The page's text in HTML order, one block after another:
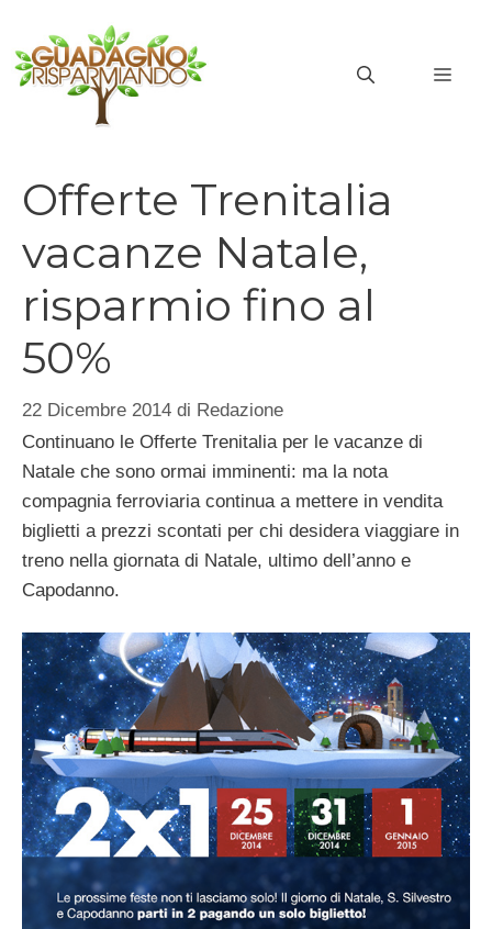
contenuto
Offerte Trenitalia
vacanze Natale,
risparmio fino al
50%
22 Dicembre 2014 di Redazione
Continuano le Offerte Trenitalia per le vacanze di
Natale che sono ormai imminenti: ma la nota
compagnia ferroviaria continua a mettere in vendita
biglietti a prezzi scontati per chi desidera viaggiare in
treno nella giornata di Natale, ultimo dell’anno e
Capodanno.